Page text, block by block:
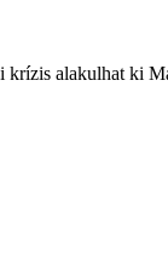
alakulhat ki